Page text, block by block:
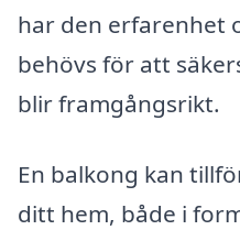
har den erfarenhet
behövs för att
blir framgångsrikt.
En balkong kan
ditt hem, både i